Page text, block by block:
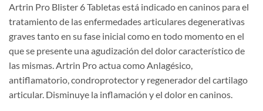
Artrin Pro Blister 6 Tabletas está indicado en caninos para el
tratamiento de las enfermedades articulares degenerativas
graves tanto en su fase inicial como en todo momento en el
que se presente una agudización del dolor característico de
las mismas. Artrin Pro actua como Anlagésico,
antiflamatorio, condroprotector y regenerador del cartilago
articular. Disminuye la inflamación y el dolor en caninos.